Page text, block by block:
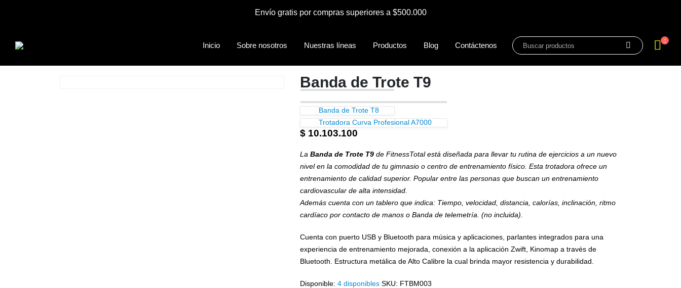
Envío gratis por compras superiores a $500.000
Inicio Sobre nosotros Nuestras líneas Productos Blog Contáctenos
Banda de Trote T9
Banda de Trote T8
Trotadora Curva Profesional A7000
$ 10.103.100
La Banda de Trote T9 de FitnessTotal está diseñada para llevar tu rutina de ejercicios a un nuevo
nivel en la comodidad de tu gimnasio o centro de entrenamiento físico. Esta trotadora ofrece un
entrenamiento de calidad superior. Popular entre las personas que buscan un entrenamiento
cardiovascular de alta intensidad.
Además cuenta con un tablero que indica: Tiempo, velocidad, distancia, calorías, inclinación, ritmo
cardíaco por contacto de manos o Banda de telemetría. (no incluida).
Cuenta con puerto USB y Bluetooth para música y aplicaciones, parlantes integrados para una
experiencia de entrenamiento mejorada, conexión a la aplicación Zwift, Kinomap a través de
Bluetooth. Estructura metálica de Alto Calibre la cual brinda mayor resistencia y durabilidad.
Disponible: 4 disponibles SKU: FTBM003